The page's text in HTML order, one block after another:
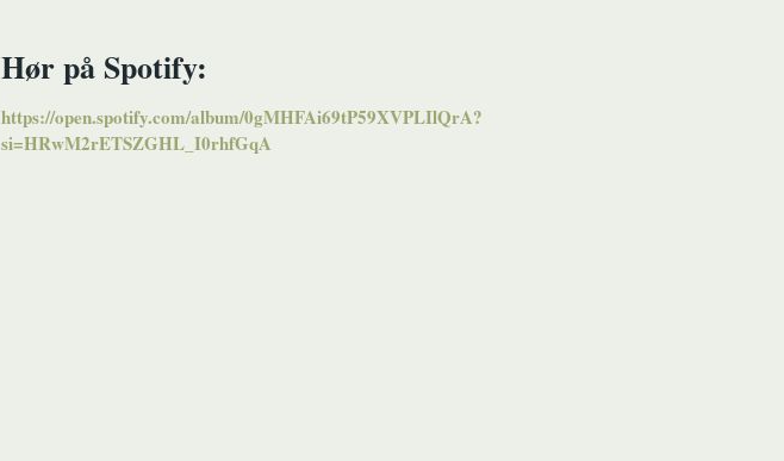
Hør på Spotify:
https://open.spotify.com/album/0gMHFAi69tP59XVPLIlQrA?
si=HRwM2rETSZGHL_I0rhfGqA